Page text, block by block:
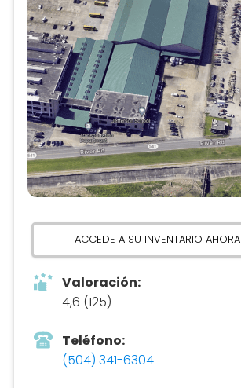
ACCEDE A SU INVENTARIO
Valoración:
4,6 (125)
Teléfono:
(504) 341-6304